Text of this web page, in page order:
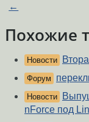
←
Похожие
Новости
Форум
Новости
nForce под